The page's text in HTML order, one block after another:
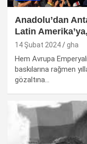
Anadolu’dan
Latin
14 Şubat 2024 gha
Hem Avrupa
baskılarına rağmen
gözaltına…